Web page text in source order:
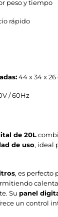
peso y tiempo
rápido
44 x 34 x 26
/ 60Hz
de 20L
de uso, ideal
, es perfecto
Su panel
un control